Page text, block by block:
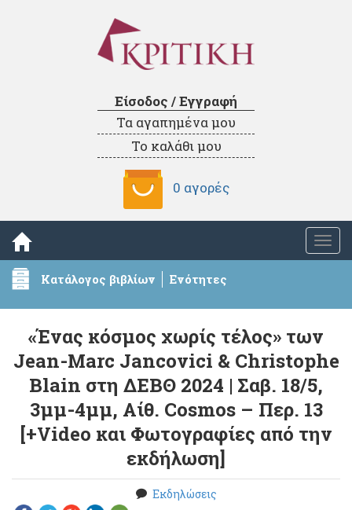
Είσοδος / Εγγραφή
Τα αγαπημένα μου
Το καλάθι μου
0 αγορές
Κατάλογος βιβλίων Ενότητες
«Ένας κόσμος χωρίς τέλος» των
Jean-Marc Jancovici & Christophe
Blain στη ΔΕΒΘ 2024 | Σαβ. 18/5,
3μμ-4μμ, Αίθ. Cosmos – Περ. 13
[+Video και Φωτογραφίες από την
εκδήλωση]
Εκδηλώσεις